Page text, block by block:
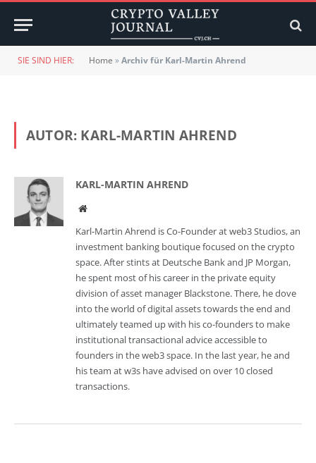
SIE SIND HIER: Home »Archiv für Karl-Martin Ahrend
AUTOR: KARL-MARTIN AHREND
KARL-MARTIN AHREND
Website
Karl-Martin Ahrend is Co-Founder at web3 Studios, an
investment banking boutique focused on the crypto
space. After stints at Deutsche Bank and JP Morgan,
he spent most of his career in the private equity
division of asset manager Blackstone. There, he dove
into the world of digital assets towards the end and
ultimately teamed up with his co-founders to make
institutional transactional advice accessible to
founders in the web3 space. In the last year, he and
his team at w3s have advised on over 10 closed
transactions.